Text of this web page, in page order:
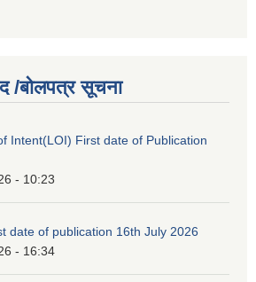
/बोलपत्र सूचना
Intent(LOI) First date of Publication
- 10:23
date of publication 16th July 2026
- 16:34